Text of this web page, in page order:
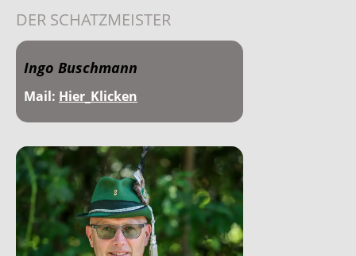
DER SCHATZMEISTER
Ingo Buschmann
Mail: Hier_Klicken